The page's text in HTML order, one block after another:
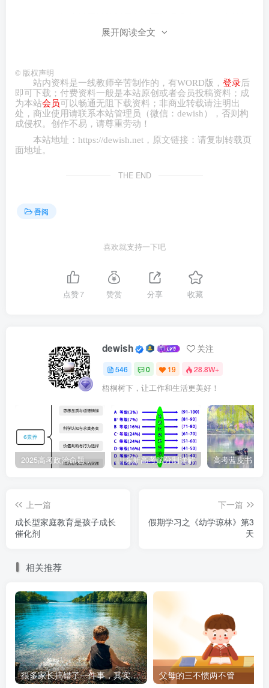
表示，人偏肺病毒感染的常见症状有咳嗽、发热、鼻塞流涕
炎的表现。对于儿童、老年人和免疫功能较弱的人群，还是
要密切关注病情变化，一旦出现高烧不退、精神不好、咳嗽
加剧、气促等症状，应及时就医。
部分家长关心，孩子感染人偏肺病毒后如何治疗和
居家护理。对此，唐兰芳说，目前，还没有针对人偏肺病毒
感染的特效药物和疫苗，以对症支持治疗为主，患病后应好
“冬季的呼吸道传染病发病率约是其他季节的2至3
倍。”中国工程院院士、中国疾控中心研究员徐建国近日在国
家卫生健康委新闻发布会上表示，面对流感等常见呼吸道病
球菌疫苗，以减少感染发病和重症风险。此外，加强校园、
养老院防控，避免聚集性感染是防控关键。
有公众关心，如何区分不同病原体导致的呼吸道疾
病。上海交通大学医学院附属新华医院感染科副主任阮正上
表示，从发烧的体温高低或头晕症状来判断流感、支原体肺
炎、人偏肺病毒等呼吸道传染病不是十分准确，可能还会耽
药。
“做好预防，有以下共通的重点。”阮正上说，比如
家庭备药需合理，可以备一些退烧药、止咳化痰药物等。流
感病毒有针对性抗病毒药物，早期识别后早期用药，可明显
缩短病程，减少重症发生。但如果出现高热不退、精神萎靡
等症状，应及时就医。尤其是对有慢病的老年人，或肿瘤患
者、免疫缺陷患者，应根据自身情况尽早就医。
展开阅读全文
© 版权声明
站内资料是一线教师辛苦制作的，有WORD版， 登录后
即可下载；付费资料一般是本站原创或者会员投稿资料；成
为本站会员可以畅通无阻下载资料；非商业转载请注明出
处，商业使用请联系本站管理员（微信： dewish ），否则构
成侵权。创作不易，请尊重劳动！
本站地址： https://dewish.net ，原文链接：请复制转载页
面地址。
THE END
吾阅
喜欢就支持一下吧
点赞7 赞赏 分享 收藏
dewish 关注
546 0 19 28.8W+
梧桐树下，让工作和生活更美好！
2025高考政治命题纲要解读 山东新高考赋分制详解
上一篇
成长型家庭教育是孩子成长
催化剂
下一篇
假期学习之《幼学琼林》第3
天
相关推荐
很多家长搞错了一件事，其实努力才是最大的天赋 父母的三不惯两不管